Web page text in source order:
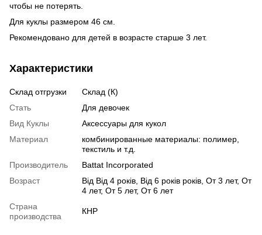
чтобы не потерять.
Для куклы размером 46 см.
Рекомендовано для детей в возрасте старше 3 лет.
Характеристики
Склад отгрузки
Склад (К)
Стать
Для девочек
Вид Куклы
Аксессуары для кукол
Материал
комбинированные материалы: полимер,
текстиль и т.д.
Производитель
Battat Incorporated
Возраст
Від Від 4 років, Від 6 років років, От 3 лет, От
4 лет, От 5 лет, От 6 лет
Страна
производства
КНР